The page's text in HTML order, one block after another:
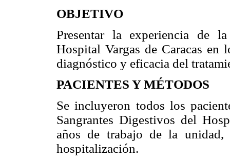
OBJETIVO
Presentar la experiencia de
Hospital Vargas de Caracas en
diagnóstico y eficacia del
PACIENTES Y MÉTODOS
Se incluyeron todos los
Sangrantes Digestivos del
años de trabajo de la unidad,
hospitalización.